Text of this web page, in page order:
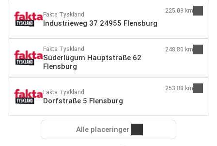
Fakta Tyskland
Industrieweg 37 24955 Flensburg
225.03 km
Fakta Tyskland
Süderlügum Hauptstraße 62
Flensburg
248.80 km
Fakta Tyskland
Dorfstraße 5 Flensburg
253.88 km
Alle placeringer